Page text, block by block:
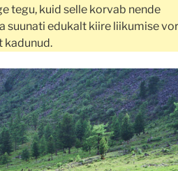
tegu, kuid selle korvab nende
suunati edukalt kiire liikumise
kadunud.